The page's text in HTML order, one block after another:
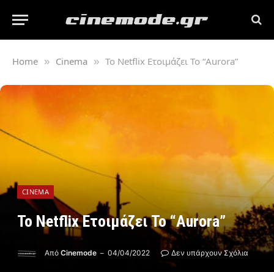
Home » Cinema » Το Netflix Ετοιμάζει Το “Aurora”
CINEMA
Το Netflix Ετοιμάζει Το “Aurora”
Από Cinemode 04/04/2022 Δεν υπάρχουν Σχόλια